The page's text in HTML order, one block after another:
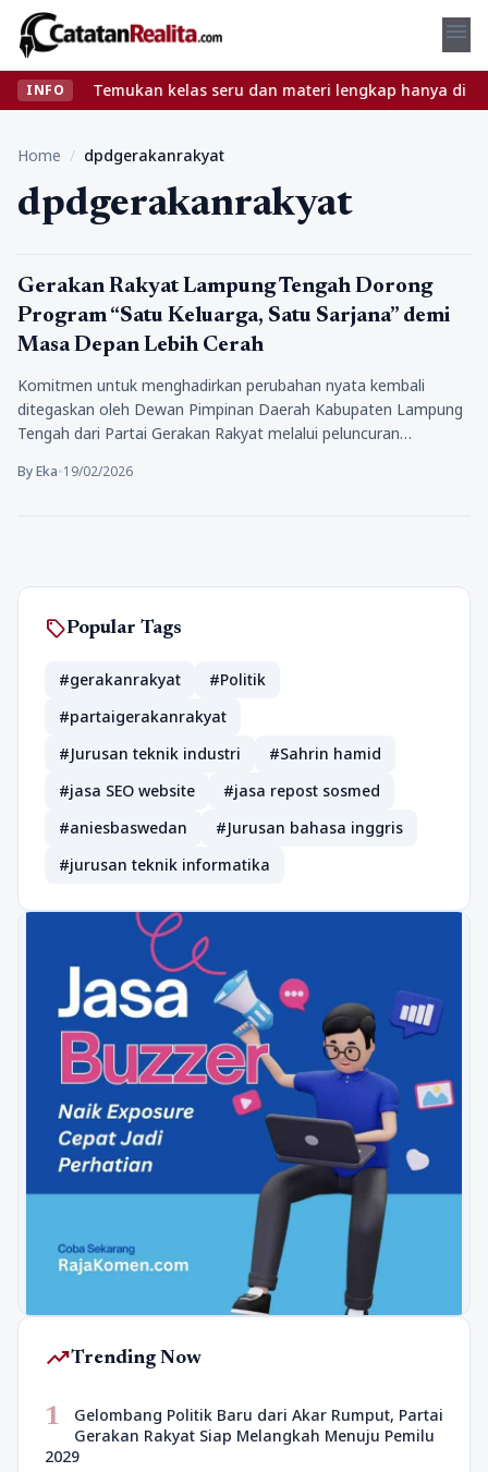
menu
INFO
ribet? Temukan kelas seru dan materi lengkap hanya di
Home / dpdgerakanrakyat
dpdgerakanrakyat
Politik
Gerakan Rakyat Lampung Tengah Dorong
Program “Satu Keluarga, Satu Sarjana” demi
Masa Depan Lebih Cerah
Komitmen untuk menghadirkan perubahan nyata kembali
ditegaskan oleh Dewan Pimpinan Daerah Kabupaten Lampung
Tengah dari Partai Gerakan Rakyat melalui peluncuran…
By Eka•19/02/2026
sellPopular Tags
#gerakanrakyat
#Politik
#partaigerakanrakyat
#Jurusan teknik industri
#Sahrin hamid
#jasa SEO website
#jasa repost sosmed
#aniesbaswedan
#Jurusan bahasa inggris
#jurusan teknik informatika
trending_upTrending Now
1
Gelombang Politik Baru dari Akar Rumput, Partai
Gerakan Rakyat Siap Melangkah Menuju Pemilu
2029